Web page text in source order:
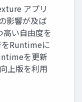
アプリ
影響が及ば
い自由度を
をRuntimeに
を更新
上版を利用